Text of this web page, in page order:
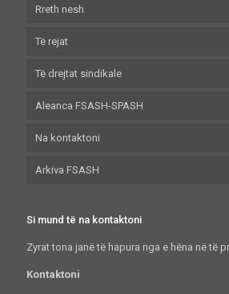
Rreth nesh
Misioni dhe vizioni
Statuti
Sindikatat
Forumet
Anëtarësohu
Të rejat
Galeri fotosh
Histori suksesi
Të drejtat sindikale
Kontrata Kolektive
Legjislacioni
Aleanca FSASH-SPASH
Historiku
Objektivat
Na kontaktoni
Arkiva FSASH
Si mund të na kontaktoni
Zyrat tona janë të hapura nga e hëna në të
Kontaktoni